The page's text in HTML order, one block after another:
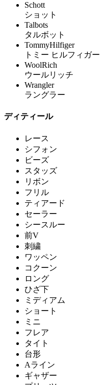
Schott
ショット
Talbots
タルボット
TommyHilfiger
トミー ヒルフィガー
WoolRich
ウールリッチ
Wrangler
ラングラー
ディティール
レース
シフォン
ビーズ
スタッズ
リボン
フリル
ティアード
セーラー
シースルー
前V
刺繍
ワッペン
コクーン
ロング
ひざ下
ミディアム
ショート
ミニ
フレア
タイト
台形
Aライン
ギャザー